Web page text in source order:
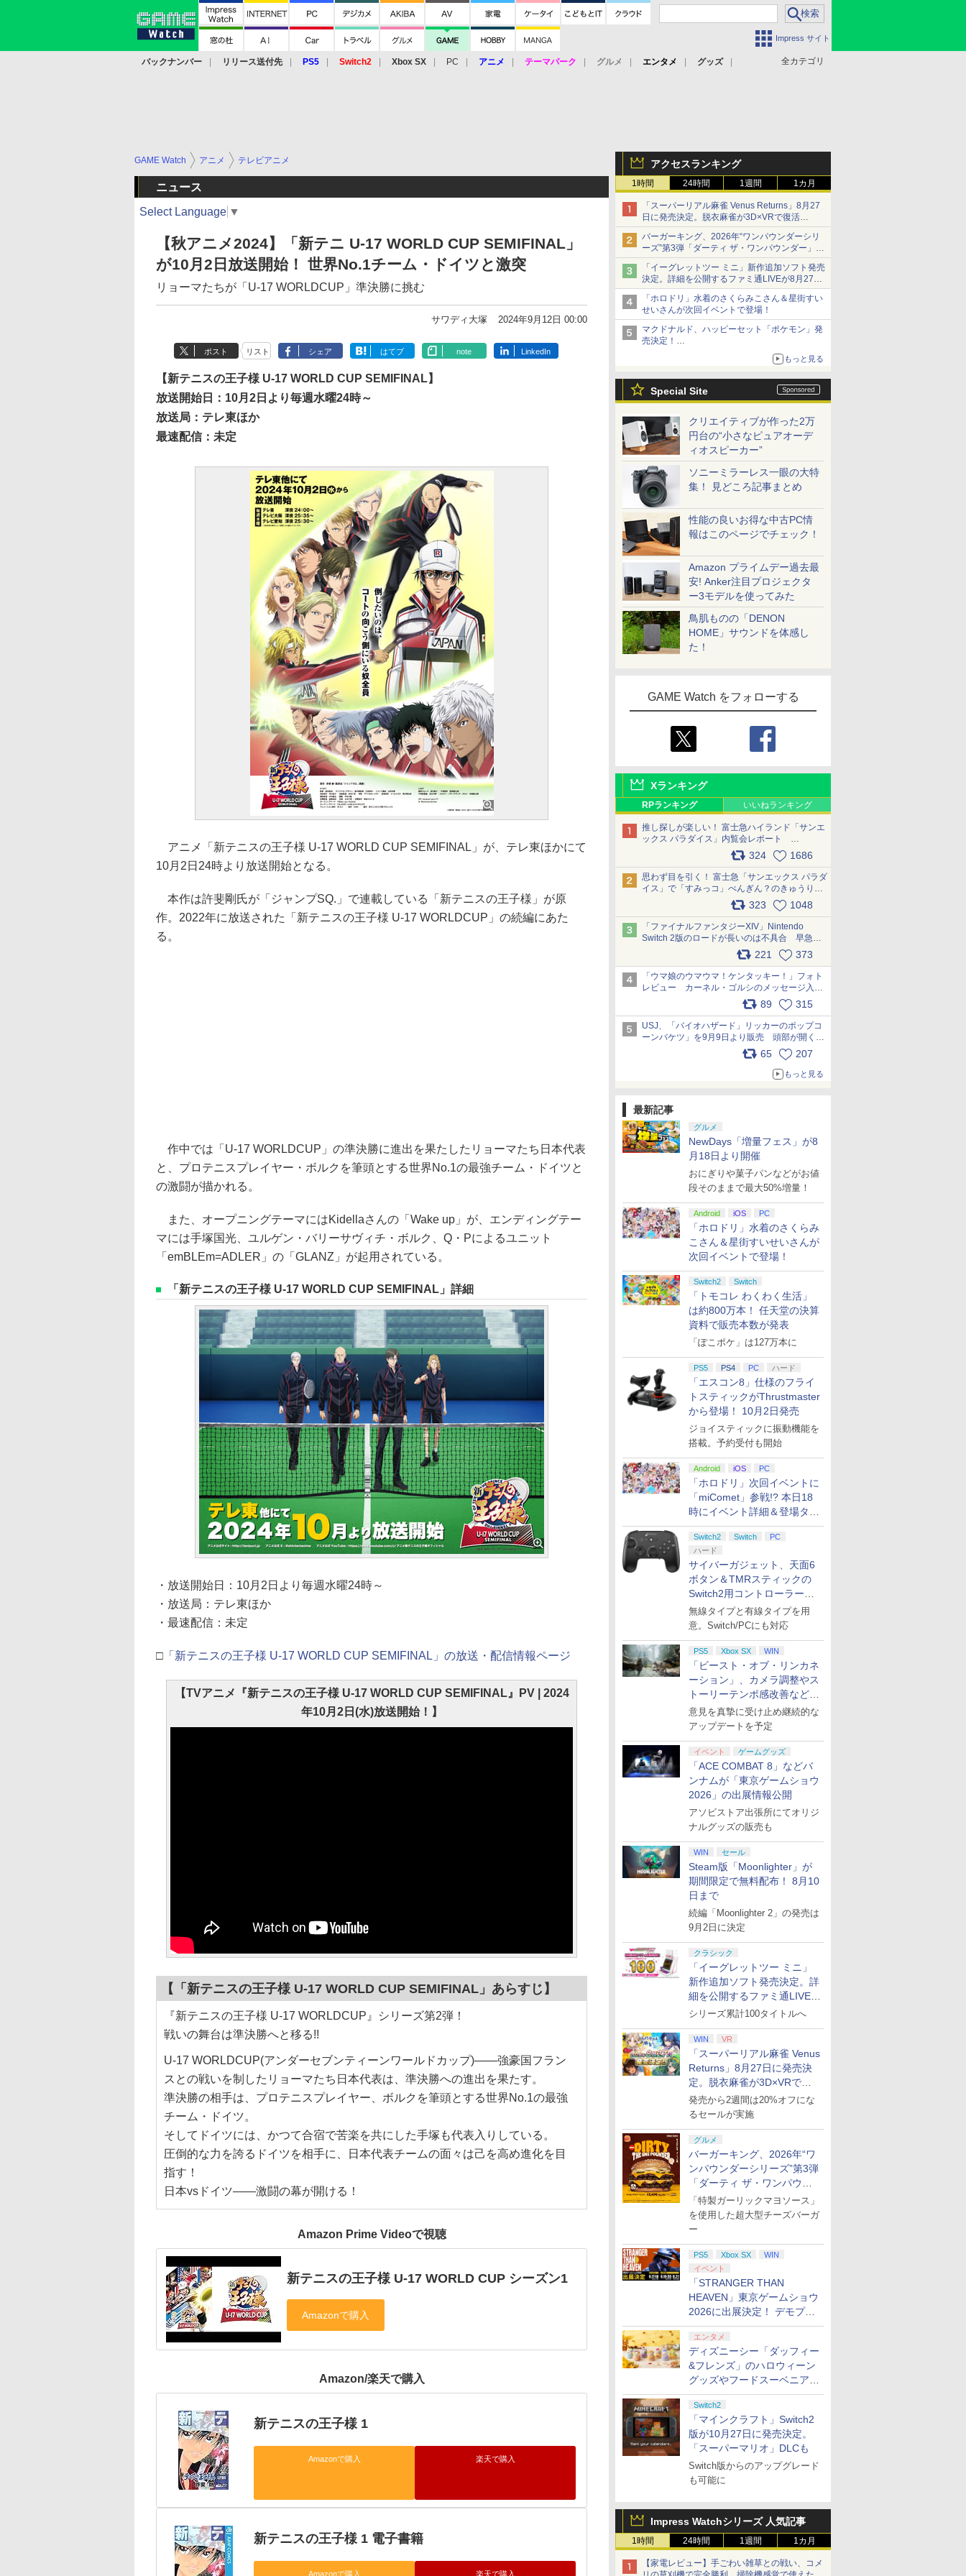
Impress サイト
全カテゴリ
バックナンバー リリース送付先 PS5 Switch2 Xbox SX PC アニメ テーマパーク グルメ エンタメ
グッズ
アクセスランキング
1時間 24時間 1週間 1カ月
「スーパーリアル麻雀 Venus Returns」8月27
日に発売決定。脱衣麻雀が3D×VRで復活
発売から2週間は20%オフになるセールが実施
バーガーキング、2026年“ワンパウンダーシリ
ーズ”第3弾「ダーティ ザ・ワンパウンダー」を
8月7日発売
「特製ガーリックマヨソース」を使用した超大
型チーズバーガー
「イーグレットツー ミニ」新作追加ソフト発売
決定。詳細を公開するファミ通LIVEが8月27日
20時から配信
シリーズ累計100タイトルへ
「ホロドリ」水着のさくらみこさん＆星街すい
せいさんが次回イベントで登場！
マクドナルド、ハッピーセット「ポケモン」発
売決定！
ポケモン30周年記念で30匹が大集合
もっと見る
Special Site
クリエイティブが作った2万
円台の“小さなピュアオーデ
ィオスピーカー”
ソニーミラーレス一眼の大特
集！ 見どころ記事まとめ
性能の良いお得な中古PC情
報はこのページでチェック！
Amazon プライムデー過去最
安! Anker注目プロジェクタ
ー3モデルを使ってみた
鳥肌ものの「DENON
HOME」サウンドを体感し
た！
GAME Watch をフォローする
Xランキング
RPランキング いいねランキング
推し探しが楽しい！ 富士急ハイランド「サンエ
ックス パラダイス」内覧会レポート
324 1686
思わず目を引く！ 富士急「サンエックス パラダ
イス」で「すみっコ」ぺんぎん？のきゅうりド
ッグを食べてみた イラストそのままのメニュ
ー化に挑戦。これが意外にもおいしい
pic.x.com/Kgl04hZaeg
323 1048
「ファイナルファンタジーXIV」Nintendo
Switch 2版のロードが長いのは不具合 早急に
アップデートできるよう対応中221 373
「ウマ娘のウマウマ！ケンタッキー！」フォト
レビュー カーネル・ゴルシのメッセージ入り
パッケージや描き下ろしトレカなどが登場
89 315
USJ、「バイオハザード」リッカーのポップコ
ーンバケツ」を9月9日より販売 頭部が開く仕
組み。味は恐怖を堪のう「味噌フレーバー」
65 207
もっと見る
最新記事
グルメ
NewDays「増量フェス」が8
月18日より開催
おにぎりや菓子パンなどがお値
段そのままで最大50%増量！
Android iOS PC
「ホロドリ」水着のさくらみ
こさん＆星街すいせいさんが
次回イベントで登場！
Switch2 Switch
「トモコレ わくわく生活」
は約800万本！ 任天堂の決算
資料で販売本数が発表
「ぽこポケ」は127万本に
PS5 PS4 PC ハード
「エスコン8」仕様のフライ
トスティックがThrustmaster
から登場！ 10月2日発売
ジョイスティックに振動機能を
搭載。予約受付も開始
Android iOS PC
「ホロドリ」次回イベントに
「miComet」参戦!? 本日18
時にイベント詳細＆登場タレ
ント公開
Switch2 Switch
PC
ハード
サイバーガジェット、天面6
ボタン＆TMRスティックの
Switch2用コントローラーを9
月下旬発売！
無線タイプと有線タイプを用
意。Switch/PCにも対応
PS5 Xbox SX WIN
「ビースト・オブ・リンカネ
ーション」、カメラ調整やス
トーリーテンポ感改善などの
アプデを1週間以内に実施
意見を真摯に受け止め継続的な
アップデートを予定
イベント ゲームグッズ
「ACE COMBAT 8」などバ
ンナムが「東京ゲームショウ
2026」の出展情報公開
アソビストア出張所にてオリジ
ナルグッズの販売も
WIN セール
Steam版「Moonlighter」が
期間限定で無料配布！ 8月10
日まで
続編「Moonlighter 2」の発売は
9月2日に決定
クラシック
「イーグレットツー ミニ」
新作追加ソフト発売決定。詳
細を公開するファミ通LIVEが
8月27日20時から配信
シリーズ累計100タイトルへ
WIN VR
「スーパーリアル麻雀 Venus
Returns」8月27日に発売決
定。脱衣麻雀が3D×VRで復
活
発売から2週間は20%オフにな
るセールが実施
グルメ
バーガーキング、2026年“ワ
ンパウンダーシリーズ”第3弾
「ダーティ ザ・ワンパウン
ダー」を8月7日発売
「特製ガーリックマヨソース」
を使用した超大型チーズバーガ
ー
PS5 Xbox SX
WIN
イベント
「STRANGER THAN
HEAVEN」東京ゲームショウ
2026に出展決定！ デモプレ
イや体験型展示も
エンタメ
ディズニーシー「ダッフィー
&フレンズ」のハロウィーン
グッズやフードスーベニアが
8月25日より発売
Switch2
「マインクラフト」Switch2
版が10月27日に発売決定。
「スーパーマリオ」DLCも
Switch版からのアップグレード
も可能に
Impress Watchシリーズ 人気記事
1時間 24時間 1週間 1カ月
【家電レビュー】手ごわい雑草との戦い、コメ
GAME Watch アニメ テレビアニメ
ニュース
Select Language ▼
【秋アニメ2024】「新テニ U-17 WORLD CUP SEMIFINAL」
が10月2日放送開始！ 世界No.1チーム・ドイツと激突
リョーマたちが「U-17 WORLDCUP」準決勝に挑む
サワディ大塚 2024年9月12日 00:00
ポスト リスト シェア はてブ note LinkedIn
【新テニスの王子様 U-17 WORLD CUP SEMIFINAL】
放送開始日：10月2日より毎週水曜24時～
放送局：テレ東ほか
最速配信：未定
アニメ「新テニスの王子様 U-17 WORLD CUP SEMIFINAL」が、テレ東ほかにて
10月2日24時より放送開始となる。
本作は許斐剛氏が「ジャンプSQ.」で連載している「新テニスの王子様」が原
作。2022年に放送された「新テニスの王子様 U-17 WORLDCUP」の続編にあた
る。
作中では「U-17 WORLDCUP」の準決勝に進出を果たしたリョーマたち日本代表
と、プロテニスプレイヤー・ボルクを筆頭とする世界No.1の最強チーム・ドイツと
の激闘が描かれる。
また、オープニングテーマにはKidellaさんの「Wake up」が、エンディングテー
マには手塚国光、ユルゲン・バリーサヴィチ・ボルク、Q・Pによるユニット
「emBLEm=ADLER」の「GLANZ」が起用されている。
「新テニスの王子様 U-17 WORLD CUP SEMIFINAL」詳細
・放送開始日：10月2日より毎週水曜24時～
・放送局：テレ東ほか
・最速配信：未定
□ 「新テニスの王子様 U-17 WORLD CUP SEMIFINAL」の放送・配信情報ページ
【TVアニメ『新テニスの王子様 U-17 WORLD CUP SEMIFINAL』PV | 2024
年10月2日(水)放送開始！】
【「新テニスの王子様 U-17 WORLD CUP SEMIFINAL」あらすじ】
『新テニスの王子様 U-17 WORLDCUP』シリーズ第2弾！
戦いの舞台は準決勝へと移る!!
U-17 WORLDCUP(アンダーセブンティーンワールドカップ)――強豪国フラン
スとの戦いを制したリョーマたち日本代表は、準決勝への進出を果たす。
準決勝の相手は、プロテニスプレイヤー、ボルクを筆頭とする世界No.1の最強
チーム・ドイツ。
そしてドイツには、かつて合宿で苦楽を共にした手塚も代表入りしている。
圧倒的な力を誇るドイツを相手に、日本代表チームの面々は己を高め進化を目
指す！
日本vsドイツ――激闘の幕が開ける！
Amazon Prime Videoで視聴
新テニスの王子様 U-17 WORLD CUP シーズン1
Amazon/楽天で購入
新テニスの王子様 1
Amazonで購入 楽天で購入
新テニスの王子様 1 電子書籍
Amazonで購入 楽天で購入